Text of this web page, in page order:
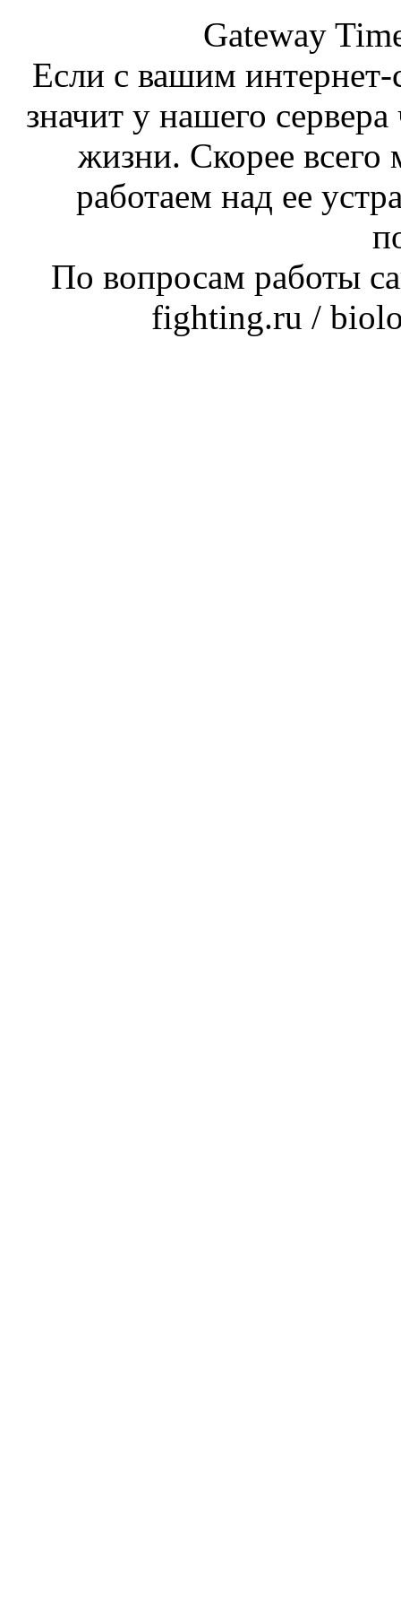
Gateway
Если с вашим интернет-
значит у нашего
жизни. Скорее
работаем над ее
По вопросам работы
fighting.ru /